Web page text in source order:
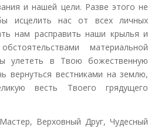
и нашей цели. Разве этого не
исцелить нас от всех личных
нам расправить наши крылья и
материальной
улететь в Твою божественную
вернуться вестниками на землю,
весть Твоего грядущего
Верховный Друг, Чудесный